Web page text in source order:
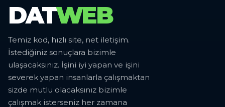
DATWEB
Temiz kod, hızlı site, net iletişim.
İstediğiniz sonuçlara bizimle
ulaşacaksınız. İşini iyi yapan ve işini
severek yapan insanlarla çalışmaktan
sizde mutlu olacaksınız bizimle
çalışmak isterseniz her zamana